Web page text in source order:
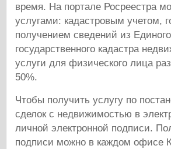
время. На портале Росреестра
услугами: кадастровым учетом,
получением сведений из
государственного кадастра
услуги для физического лица
50%.
Чтобы получить услугу по
сделок с недвижимостью в
личной электронной подписи.
подписи можно в каждом офисе